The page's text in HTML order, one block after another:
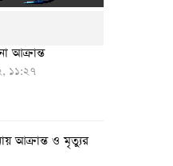
আক্রান্ত
১১:২৭
আক্রান্ত ও মৃত্যুর